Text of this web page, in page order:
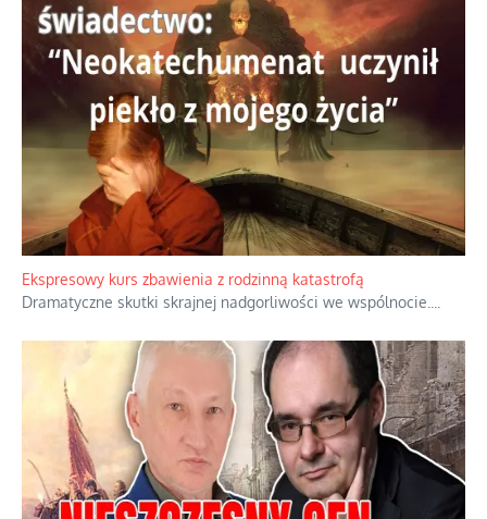
Ekspresowy kurs zbawienia z rodzinną katastrofą
Dramatyczne skutki skrajnej nadgorliwości we wspólnocie.